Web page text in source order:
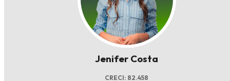
Jenifer Costa
CRECI: 82.458